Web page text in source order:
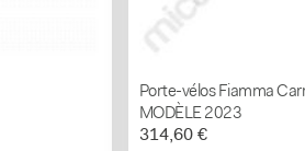
Porte-vélos Fiamma
MODÈLE 2023
314,60 €